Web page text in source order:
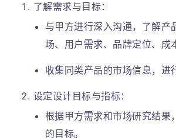
了解需求与目标：
与甲方进行深入沟通，了解产
场、用户需求、品牌定位、成
收集同类产品的市场信息，进
设定设计目标与指标：
根据甲方需求和市场研究结果
的目标。